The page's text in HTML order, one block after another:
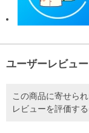
ユーザーレビュー
この商品に寄せら
レビューを評価す